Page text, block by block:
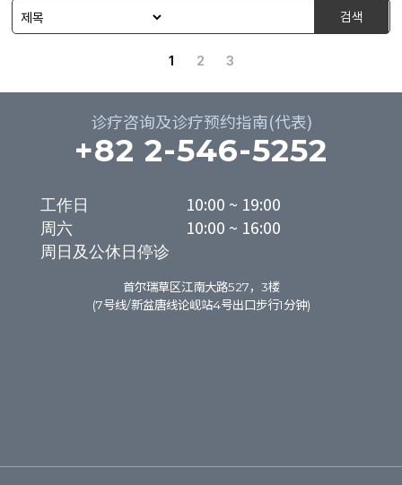
검색
1 2 3
诊疗咨询及诊疗预约指南(代表)
+82 2-546-5252
工作日
周六
周日及公休日停诊
10:00 ~ 19:00
10:00 ~ 16:00
首尔瑞草区江南大路527，3楼
(7号线/新盆唐线论岘站4号出口步行1分钟)